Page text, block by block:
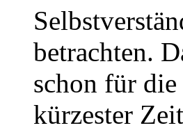
betrachten.
schon für die
kürzester